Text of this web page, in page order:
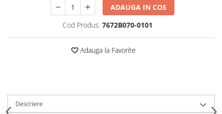
ADAUGA IN COS
Cod Produs: 7672B070-0101
Adauga la Favorite
Descriere